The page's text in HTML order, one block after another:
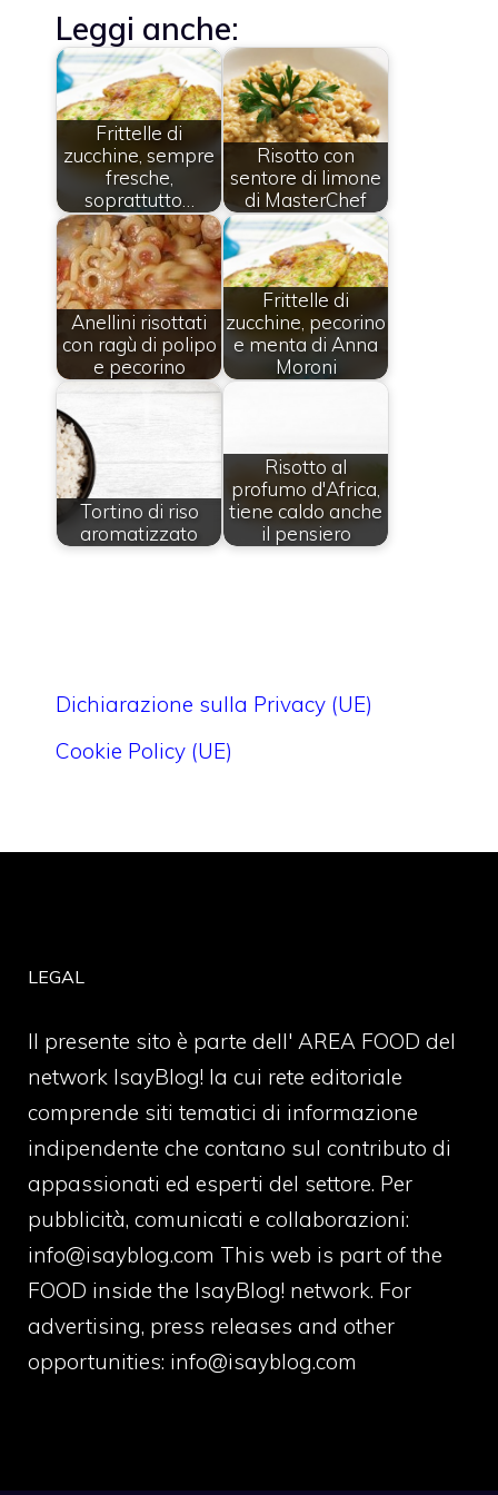
Leggi anche:
Frittelle di
zucchine, sempre
fresche,
soprattutto…
Risotto con
sentore di limone
di MasterChef
Anellini risottati
con ragù di polipo
e pecorino
Frittelle di
zucchine, pecorino
e menta di Anna
Moroni
Tortino di riso
aromatizzato
Risotto al
profumo d'Africa,
tiene caldo anche
il pensiero
Dichiarazione sulla Privacy (UE)
Cookie Policy (UE)
LEGAL
Il presente sito è parte dell' AREA FOOD del
network IsayBlog! la cui rete editoriale
comprende siti tematici di informazione
indipendente che contano sul contributo di
appassionati ed esperti del settore. Per
pubblicità, comunicati e collaborazioni:
info@isayblog.com This web is part of the
FOOD inside the IsayBlog! network. For
advertising, press releases and other
opportunities: info@isayblog.com